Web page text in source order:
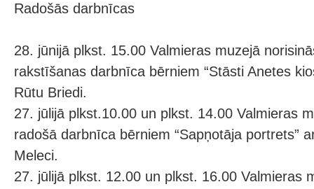
Radošās darbnīcas
28. jūnijā plkst. 15.00 Valmieras muzejā
rakstīšanas darbnīca bērniem “Stāsti Anetes
Rūtu Briedi.
27. jūlijā plkst.10.00 un plkst. 14.00 Valmieras
radošā darbnīca bērniem “Sapņotāja portrets”
Meleci.
27. jūlijā plkst. 12.00 un plkst. 16.00 Valmieras